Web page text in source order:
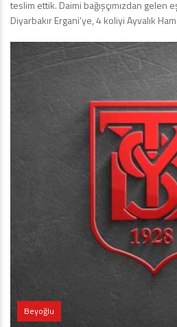
teslim ettik. Daimi bağışçımızdan gelen
Diyarbakır Ergani’ye, 4 koliyi Ayvalık
Beyoğlu